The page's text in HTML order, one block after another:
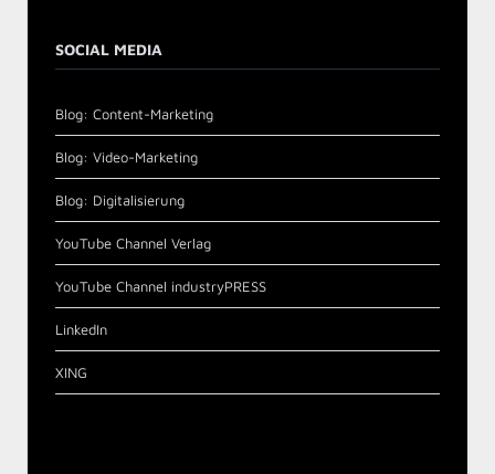
SOCIAL MEDIA
Blog: Content-Marketing
Blog: Video-Marketing
Blog: Digitalisierung
YouTube Channel Verlag
YouTube Channel industryPRESS
LinkedIn
XING